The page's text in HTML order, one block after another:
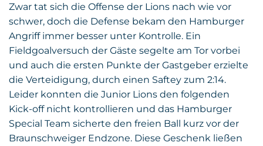
Zwar tat sich die Offense der Lions nach wie vor
schwer, doch die Defense bekam den Hamburger
Angriff immer besser unter Kontrolle. Ein
Fieldgoalversuch der Gäste segelte am Tor vorbei
und auch die ersten Punkte der Gastgeber erzielte
die Verteidigung, durch einen Saftey zum 2:14.
Leider konnten die Junior Lions den folgenden
Kick-off nicht kontrollieren und das Hamburger
Special Team sicherte den freien Ball kurz vor der
Braunschweiger Endzone. Diese Geschenk ließen